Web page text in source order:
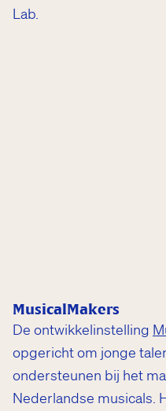
Lab.
MusicalMakers
De ontwikkelinstelling
opgericht om jonge
ondersteunen bij het
Nederlandse musicals.